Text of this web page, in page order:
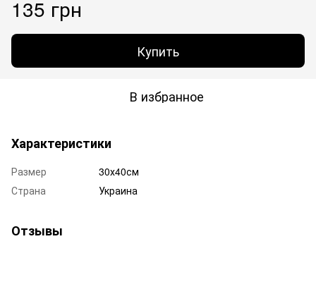
135 грн
Купить
В избранное
Характеристики
Размер
30х40см
Страна
Украина
Отзывы